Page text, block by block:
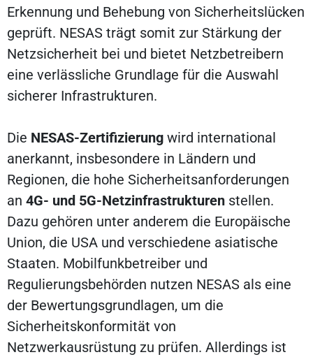
Erkennung und Behebung von Sicherheitslücken
geprüft. NESAS trägt somit zur Stärkung der
Netzsicherheit bei und bietet Netzbetreibern
eine verlässliche Grundlage für die Auswahl
sicherer Infrastrukturen.
Die NESAS-Zertifizierung wird international
anerkannt, insbesondere in Ländern und
Regionen, die hohe Sicherheitsanforderungen
an 4G- und 5G-Netzinfrastrukturen stellen.
Dazu gehören unter anderem die Europäische
Union, die USA und verschiedene asiatische
Staaten. Mobilfunkbetreiber und
Regulierungsbehörden nutzen NESAS als eine
der Bewertungsgrundlagen, um die
Sicherheitskonformität von
Netzwerkausrüstung zu prüfen. Allerdings ist